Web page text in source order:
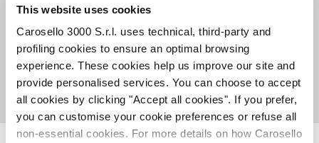
This website uses cookies
Carosello 3000 S.r.l. uses technical, third-party and
profiling cookies to ensure an optimal browsing
experience. These cookies help us improve our site and
provide personalised services. You can choose to accept
all cookies by clicking "Accept all cookies". If you prefer,
you can customise your cookie preferences or refuse all
non-essential cookies. For more details on how Carosello
Carosello 3000 (arrivo cabinovia n°11-12) si trasforma
nella location di una grande festa-evento. Qui puoi
informarti sulle attività, gli eventi e le Top Experience che
hanno luogo sulla Montagna. Ma anche conoscere lo
snow-food FatCat, ascoltare bella musica e giocare
insieme al nostro team d’intrattenimento provando a
vincere dei voli in parapendio e altri premi.